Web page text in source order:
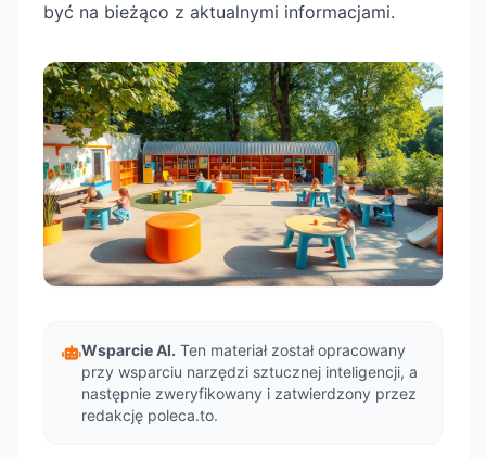
być na bieżąco z aktualnymi informacjami.
Wsparcie AI. Ten materiał został opracowany
przy wsparciu narzędzi sztucznej inteligencji, a
następnie zweryfikowany i zatwierdzony przez
redakcję poleca.to.